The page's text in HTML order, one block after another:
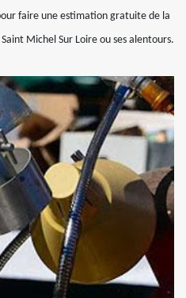
faire une estimation gratuite de la
Michel Sur Loire ou ses alentours.